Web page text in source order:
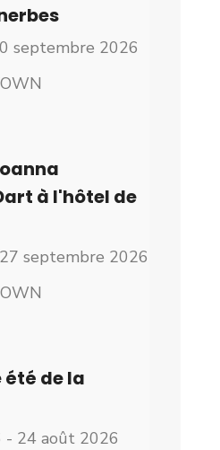
septembre 2026
à l'hôtel de
septembre 2026
de la
24 août 2026